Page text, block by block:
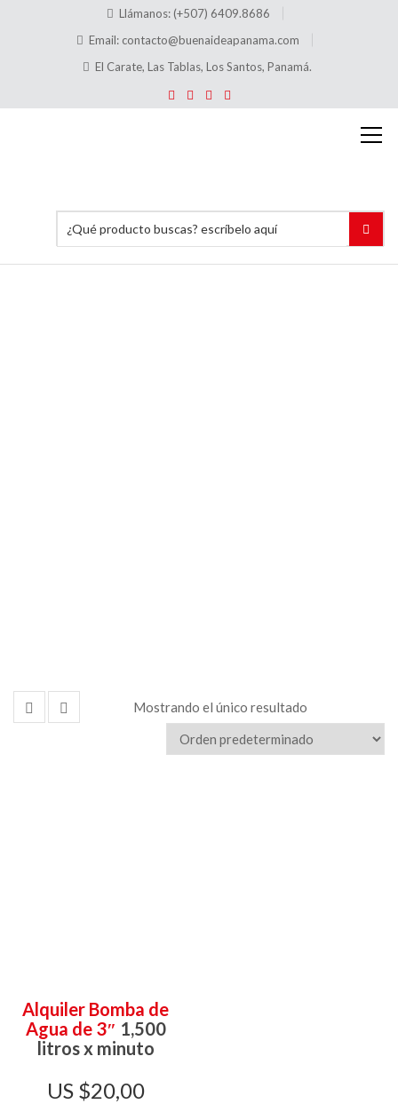
Llámanos: (+507) 6409.8686
Email: contacto@buenaideapanama.com
El Carate, Las Tablas, Los Santos, Panamá.
Mostrando el único resultado
Alquiler Bomba de
Agua de 3″ 1,500
litros x minuto
$20,00